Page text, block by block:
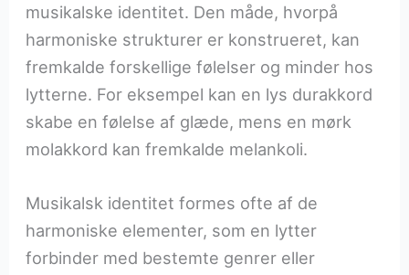
musikalske identitet. Den måde, hvorpå
harmoniske strukturer er konstrueret, kan
fremkalde forskellige følelser og minder hos
lytterne. For eksempel kan en lys durakkord
skabe en følelse af glæde, mens en mørk
molakkord kan fremkalde melankoli.
Musikalsk identitet formes ofte af de
harmoniske elementer, som en lytter
forbinder med bestemte genrer eller